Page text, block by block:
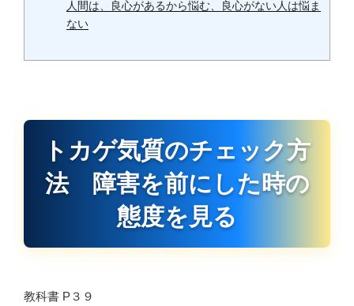
人間は、良心があるから悩む、良心がない人は悩ま
ない
トカゲ気質のチェック方
法 障害を前にした時の
態度を見る
教科書 P３９